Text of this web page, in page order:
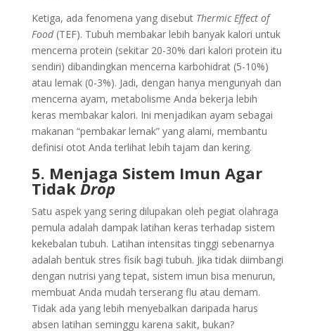
Ketiga, ada fenomena yang disebut Thermic Effect of
Food(TEF). Tubuh membakar lebih banyak kalori untuk
mencerna protein (sekitar 20-30% dari kalori protein itu
sendiri) dibandingkan mencerna karbohidrat (5-10%)
atau lemak (0-3%). Jadi, dengan hanya mengunyah dan
mencerna ayam, metabolisme Anda bekerja lebih
keras membakar kalori. Ini menjadikan ayam sebagai
makanan “pembakar lemak” yang alami, membantu
definisi otot Anda terlihat lebih tajam dan kering.
5. Menjaga Sistem Imun Agar
Tidak Drop
Satu aspek yang sering dilupakan oleh pegiat olahraga
pemula adalah dampak latihan keras terhadap sistem
kekebalan tubuh. Latihan intensitas tinggi sebenarnya
adalah bentuk stres fisik bagi tubuh. Jika tidak diimbangi
dengan nutrisi yang tepat, sistem imun bisa menurun,
membuat Anda mudah terserang flu atau demam.
Tidak ada yang lebih menyebalkan daripada harus
absen latihan seminggu karena sakit, bukan?